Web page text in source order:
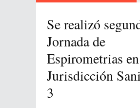
Se realizó
Jornada de
Espirometrias en
Jurisdicción
3